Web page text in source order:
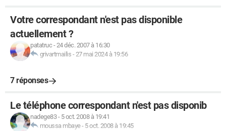
Votre correspondant n'est pas disponible
actuellement ?
patatruc -24 déc. 2007 à 16:30
grivartmailis -27 mai 2024 à 19:56
7 réponses
Le téléphone correspondant n'est pas disponib
nadege83- 5 oct. 2008 à 19:41
moussa mbaye- 5 oct. 2008 à 19:45